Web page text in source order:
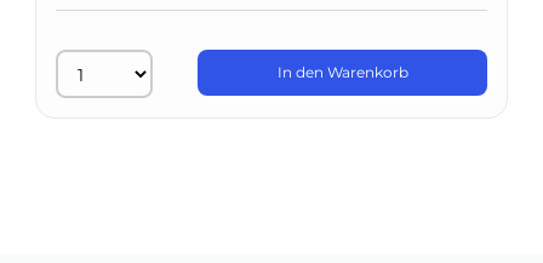
In den Warenkorb